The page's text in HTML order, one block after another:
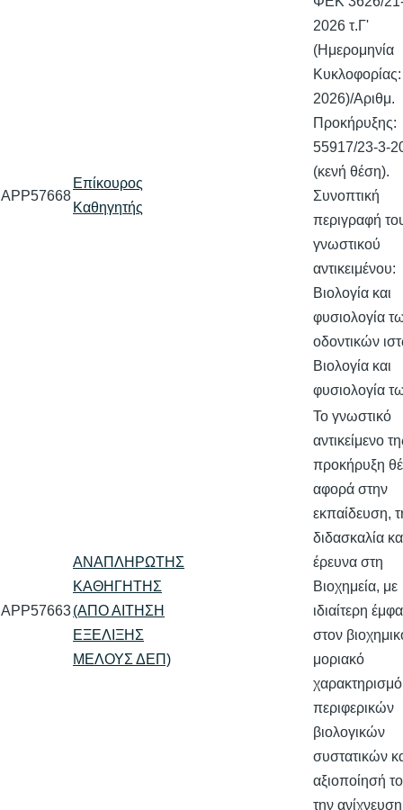
APP57668
Επίκουρος
Καθηγητής
2026 τ.Γ'
(Ημερομηνία
2026)/Αριθμ.
Προκήρυξης:
55917/23-3-
(κενή θέση).
Συνοπτική
περιγραφή
γνωστικού
αντικειμένου:
Βιολογία και
φυσιολογία
οδοντικών
Βιολογία και
φυσιολογία
APP57663
ΑΝΑΠΛΗΡΩΤΗΣ
ΚΑΘΗΓΗΤΗΣ
(ΑΠΟ ΑΙΤΗΣΗ
ΕΞΕΛΙΞΗΣ
ΜΕΛΟΥΣ ΔΕΠ)
Το γνωστικό
αντικείμενο
προκήρυξη
αφορά στην
εκπαίδευση,
διδασκαλία
έρευνα στη
Βιοχημεία, με
ιδιαίτερη
στον
μοριακό
χαρακτηρισμό
περιφερικών
βιολογικών
συστατικών
αξιοποίησή
την